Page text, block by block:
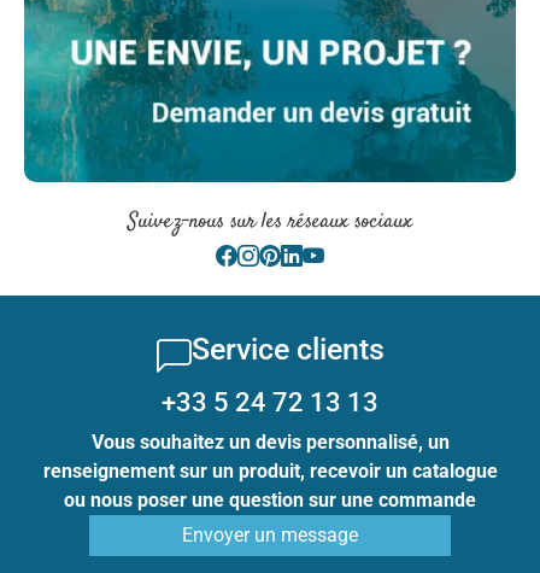
Suivez-nous sur les réseaux sociaux
Service clients
+33 5 24 72 13 13
Vous souhaitez un devis personnalisé, un
renseignement sur un produit, recevoir un catalogue
ou nous poser une question sur une commande
Envoyer un message